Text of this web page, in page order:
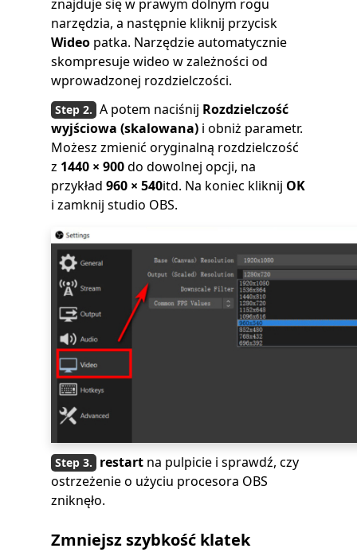
znajduje się w prawym dolnym rogu
narzędzia, a następnie kliknij przycisk
Wideo patka. Narzędzie automatycznie
skompresuje wideo w zależności od
wprowadzonej rozdzielczości.
A potem naciśnij Rozdzielczość
wyjściowa (skalowana) i obniż parametr.
Możesz zmienić oryginalną rozdzielczość
z 1440 × 900do dowolnej opcji, na
przykład 960 × 540itd. Na koniec kliknij OK
i zamknij studio OBS.
restart na pulpicie i sprawdź, czy
ostrzeżenie o użyciu procesora OBS
zniknęło.
Zmniejsz szybkość klatek